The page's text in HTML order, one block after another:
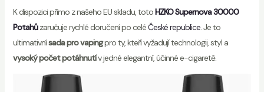
K dispozici přímo z našeho EU skladu, totoHZKO Supernova 30000
Potahůzaručuje rychlé doručení po celéČeské republice. Je to
ultimativnísada pro vapingpro ty, kteří vyžadují technologii, styl a
vysoký počet potáhnutív jedné elegantní, účinné e-cigaretě.